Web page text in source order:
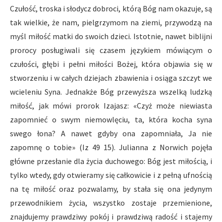
Czułość, troska i słodycz dobroci, którą Bóg nam okazuje, są
tak wielkie, że nam, pielgrzymom na ziemi, przywodzą na
myśl miłość matki do swoich dzieci. Istotnie, nawet biblijni
prorocy posługiwali się czasem językiem mówiącym o
czułości, głębi i pełni miłości Bożej, która objawia się w
stworzeniu i w całych dziejach zbawienia i osiąga szczyt we
wcieleniu Syna. Jednakże Bóg przewyższa wszelką ludzką
miłość, jak mówi prorok Izajasz: «Czyż może niewiasta
zapomnieć o swym niemowlęciu, ta, która kocha syna
swego łona? A nawet gdyby ona zapomniała, Ja nie
zapomnę o tobie» (Iz 49 15). Julianna z Norwich pojęła
główne przesłanie dla życia duchowego: Bóg jest miłością, i
tylko wtedy, gdy otwieramy się całkowicie i z pełną ufnością
na tę miłość oraz pozwalamy, by stała się ona jedynym
przewodnikiem życia, wszystko zostaje przemienione,
znajdujemy prawdziwy pokój i prawdziwą radość i stajemy